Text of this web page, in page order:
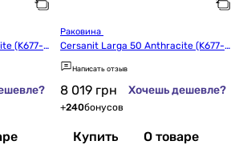
(K677-0
Cersanit Larga 50 Anthracite (K677-0
13/CCWT1000780770)
Написать отзыв
8 019 грн Хочешь дешевле?
+240бонусов
Купить О товаре